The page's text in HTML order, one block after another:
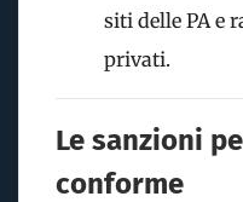
siti delle PA e
privati.
Le sanzioni
conforme